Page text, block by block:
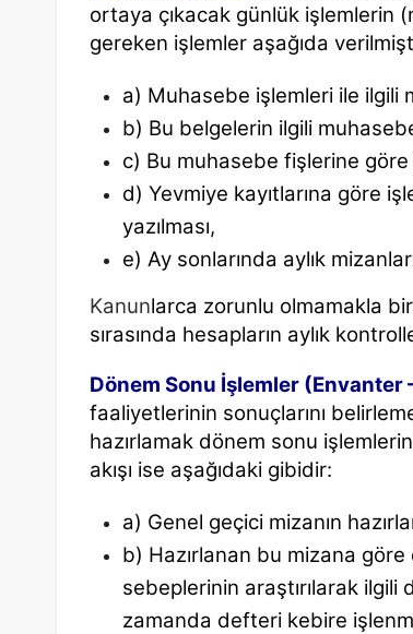
ortaya çıkacak günlük işlemlerin
gereken işlemler aşağıda
a) Muhasebe işlemleri ile ilgili
b) Bu belgelerin ilgili
c) Bu muhasebe fişlerine göre
d) Yevmiye kayıtlarına göre
yazılması,
e) Ay sonlarında aylık
Kanunlarca zorunlu olmamakla
sırasında hesapların aylık
Dönem Sonu İşlemler (Envanter
faaliyetlerinin sonuçlarını
hazırlamak dönem sonu
akışı ise aşağıdaki gibidir:
a) Genel geçici mizanın
b) Hazırlanan bu mizana göre
sebeplerinin araştırılarak ilgili
zamanda defteri kebire